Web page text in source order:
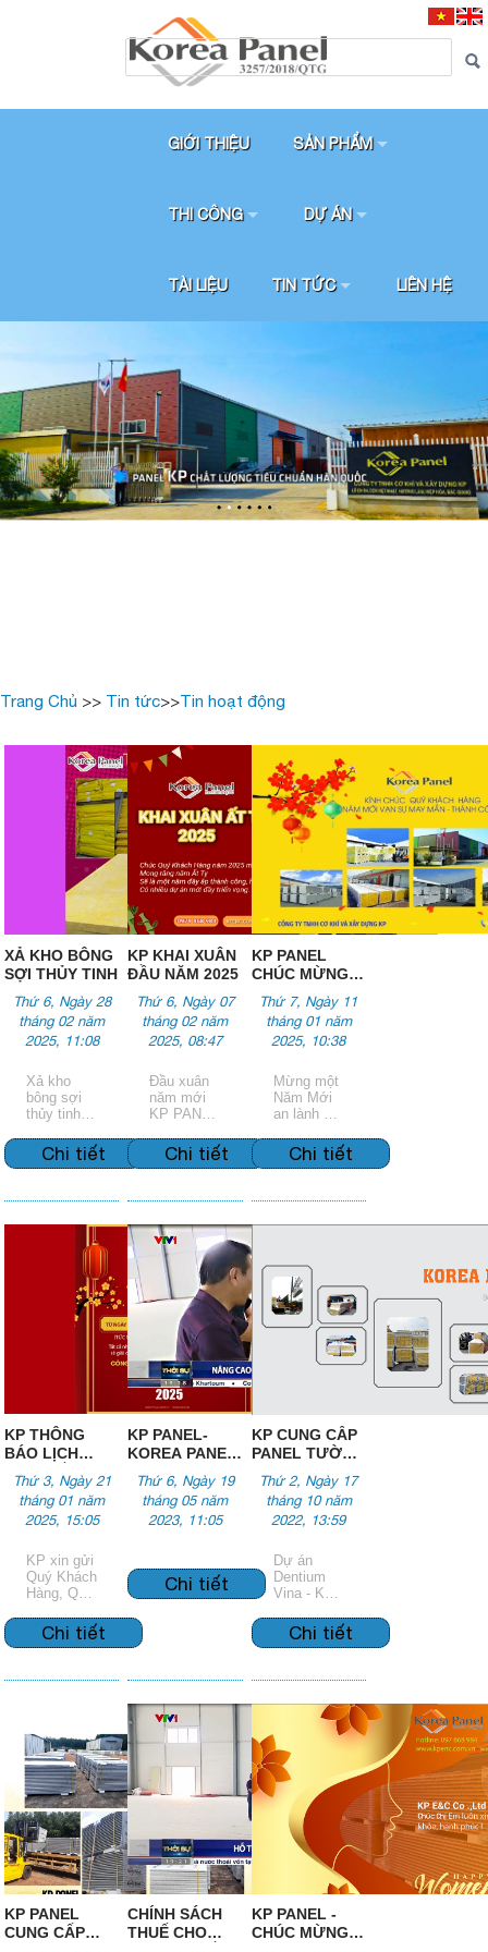
GIỚI THIỆU SẢN PHẨM
THI CÔNG DỰ ÁN
TÀI LIỆU TIN TỨC LIÊN HỆ
Trang Chủ >> Tin tức>>Tin hoạt động
XẢ KHO BÔNG
SỢI THỦY TINH
Thứ 6, Ngày 28
tháng 02 năm
2025, 11:08
Xả kho
bông sợi
thủy tinh
cách nhiệt
Chi tiết
KP KHAI XUÂN
ĐẦU NĂM 2025
Thứ 6, Ngày 07
tháng 02 năm
2025, 08:47
Đầu xuân
năm mới
KP PANEL
Khách
Hàng năm
năm Ất Tỵ
sẽ là một
năm đầy
ắp thành
công, hạnh
phúc và có
dự án mới
đầy triển
vọng 🌸🌺
🏵️🏮🏮🌸🌺
🏵️🏮🏮
Chi tiết
KP PANEL
CHÚC MỪNG
NĂM MỚI 2025
Thứ 7, Ngày 11
tháng 01 năm
2025, 10:38
Mừng một
Năm Mới
an lành và
Tận hưởng
những
đặc biệt và
Chi tiết
KP THÔNG
BÁO LỊCH
NGHỈ TẾT
NGYÊN ĐÁN
2025
Thứ 3, Ngày 21
tháng 01 năm
2025, 15:05
KP xin gửi
Quý Khách
Hàng, Quý
nghỉ tết
nguyên
Chi tiết
KP PANEL-
KOREA PANEL
TẠO ĐỘT
PHÁT CÙNG
CÁC NHÀ ĐẦU
TƯ
Thứ 6, Ngày 19
tháng 05 năm
2023, 11:05
Chi tiết
KP CUNG CẤP
PANEL TƯỜNG
NGOÀI BÔNG
SỢI THỦY TINH
KHÁNG CHÁY
DỰ ÁN Ở ĐÀ
Thứ 2, Ngày 17
tháng 10 năm
2022, 13:59
Dự án
Dentium
Vina - Khu
cao Đà
Nẵng- xã
TP.Đà
Nẵng sử
dụng tấm
panel cách
nhiệt bông
sợi thủy
tinh kháng
cháy làm
tường
ngoài nhà
Chi tiết
KP PANEL
CUNG CẤP
CHÍNH SÁCH
THUẾ CHO
KP PANEL -
CHÚC MỪNG